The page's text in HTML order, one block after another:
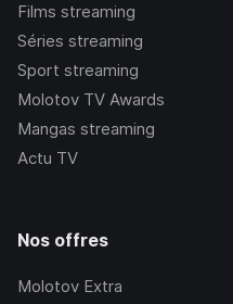
Films streaming
Séries streaming
Sport streaming
Molotov TV Awards
Mangas streaming
Actu TV
Nos offres
Molotov Extra